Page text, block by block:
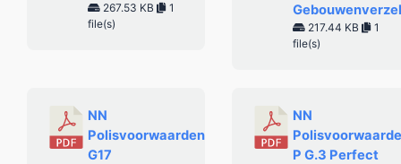
267.53 KB
1
file(s)
217.44 KB
1
file(s)
NN
Polisvoorwaarden
G17
NN
P G.3 Perfect